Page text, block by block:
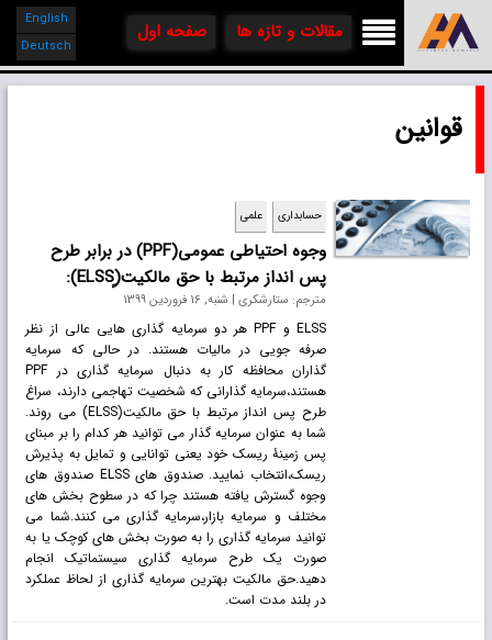
 مقالات و تازه ها صفحه اول
English
Deutsch
قوانین
حسابداری علمی
وجوه احتیاطی عمومی(PPF) در برابر طرح
پس انداز مرتبط با حق مالکیت(ٍELSS):
مترجم: ستارشکری | شنبه, 16 فروردين 1399
ELSS و PPF هر دو سرمایه گذاری هایی عالی از نظر
صرفه جویی در مالیات هستند. در حالی که سرمایه
گذاران محافظه کار به دنبال سرمایه گذاری در PPF
هستند،سرمایه گذارانی که شخصیت تهاجمی دارند، سراغ
طرح پس انداز مرتبط با حق مالکیت(ELSS) می روند.
شما به عنوان سرمایه گذار می توانید هر کدام را بر مبنای
پس زمینۀ ریسک خود یعنی توانایی و تمایل به پذیرش
ریسک،انتخاب نمایید. صندوق های ELSS صندوق های
وجوه گسترش یافته هستند چرا که در سطوح بخش های
مختلف و سرمایه بازار،سرمایه گذاری می کنند.شما می
توانید سرمایه گذاری را به صورت بخش های کوچک یا به
صورت یک طرح سرمایه گذاری سیستماتیک انجام
دهید.حق مالکیت بهترین سرمایه گذاری از لحاظ عملکرد
در بلند مدت است.